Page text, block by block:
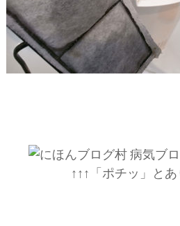
↑↑↑「ポチッ」とあ